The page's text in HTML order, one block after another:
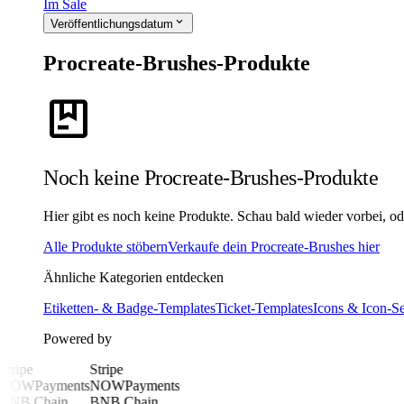
Im Sale
Veröffentlichungsdatum expand_more
Procreate-Brushes-Produkte
package
Noch keine Procreate-Brushes-Produkte
Hier gibt es noch keine Produkte. Schau bald wieder vorbei,
Alle Produkte stöbernVerkaufe dein Procreate-Brushes hier
Ähnliche Kategorien entdecken
Etiketten- & Badge-TemplatesTicket-TemplatesIcons & Icon-
Powered by
Stripe
NOWPayments